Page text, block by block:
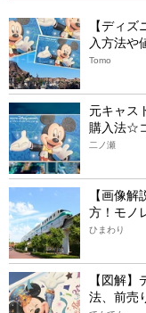
【ディ
入方法や
Tomo
元キャス
購入法☆
二ノ瀬
【画像
方！モノ
ひまわり
【図解
法、前売